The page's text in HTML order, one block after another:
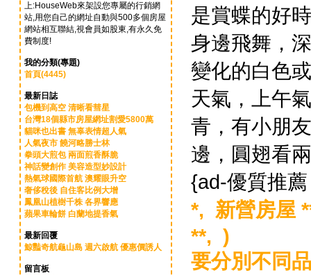
上:HouseWeb來架設您專屬的行銷網
站,用您自己的網址自動與500多個房屋
網站相互聯結,視會員如股東,有永久免
費制度!
我的分類(專題)
首頁(4445)
最新日誌
包機到高空 清晰看彗星
台灣18個縣市房屋網址割愛5800萬
貓咪也出書 無辜表情超人氣
人氣夜市 饒河略勝士林
拳頭大煎包 兩面煎香酥脆
神話變創作 美容造型妙設計
熱氣球國際首航 澳耀眼升空
奢侈稅後 自住客比例大增
鳳凰山植樹千株 各界響應
蘋果車輪餅 白蘭地提香氣
最新回覆
鯨豔奇航龜山島 週六啟航 優惠價誘人
留言板
是賞蝶的好
身邊飛舞，
變化的白色
天氣，上午
青，有小朋
邊，圓翅看
{ad-優質推
*, 新營房屋
**, )
要分別不同